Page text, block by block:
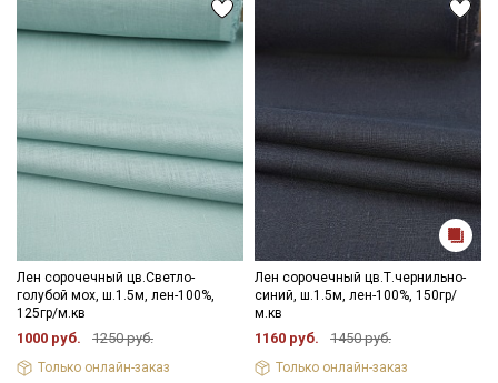
Лен сорочечный цв.Светло-
голубой мох, ш.1.5м, лен-100%,
125гр/м.кв
1000 руб. 1250 руб.
Только онлайн-заказ
Лен сорочечный цв.Т.чернильно-
синий, ш.1.5м, лен-100%, 150гр/
м.кв
1160 руб. 1450 руб.
Только онлайн-заказ